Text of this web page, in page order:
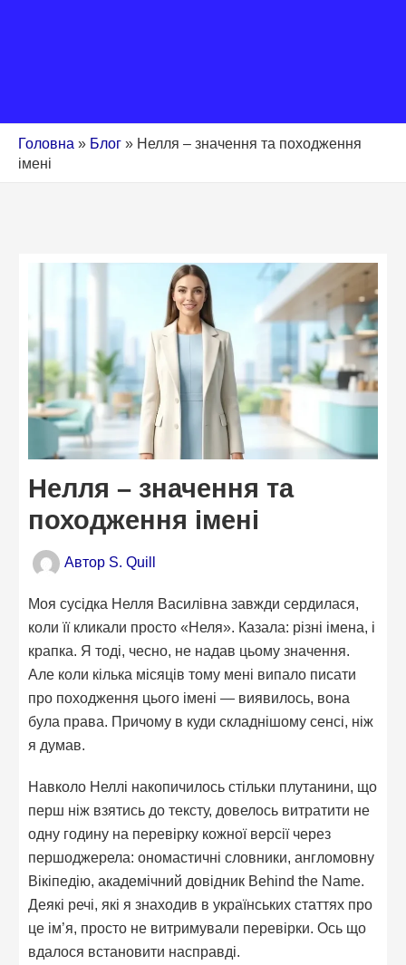
Головна » Блог » Нелля – значення та походження
імені
Нелля – значення та
походження імені
Автор S. Quill
Моя сусідка Нелля Василівна завжди сердилася,
коли її кликали просто «Неля». Казала: різні імена, і
крапка. Я тоді, чесно, не надав цьому значення.
Але коли кілька місяців тому мені випало писати
про походження цього імені — виявилось, вона
була права. Причому в куди складнішому сенсі, ніж
я думав.
Навколо Неллі накопичилось стільки плутанини, що
перш ніж взятись до тексту, довелось витратити не
одну годину на перевірку кожної версії через
першоджерела: ономастичні словники, англомовну
Вікіпедію, академічний довідник Behind the Name.
Деякі речі, які я знаходив в українських статтях про
це ім’я, просто не витримували перевірки. Ось що
вдалося встановити насправді.